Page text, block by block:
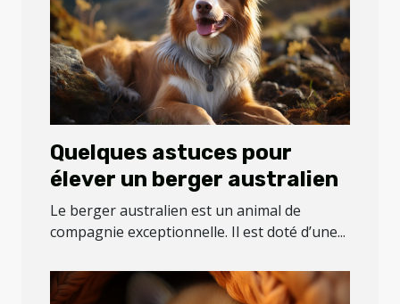
Quelques astuces pour
élever un berger australien
Le berger australien est un animal de
compagnie exceptionnelle. Il est doté d’une...